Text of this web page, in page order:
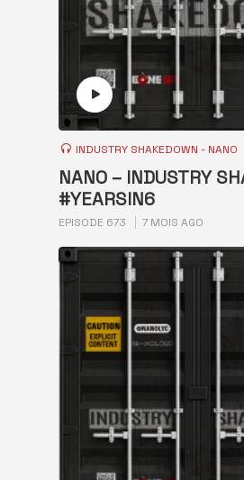
INDUSTRY SHAKEDOWN - NANO
NANO – INDUSTRY
#YEARSIN6
EPISODE 673 7 MOIS AGO